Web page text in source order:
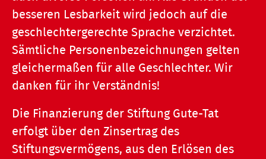
besseren Lesbarkeit wird jedoch auf die
geschlechtergerechte Sprache verzichtet.
Sämtliche Personenbezeichnungen gelten
gleichermaßen für alle Geschlechter. Wir
danken für ihr Verständnis!
Die Finanzierung der Stiftung Gute-Tat
erfolgt über den Zinsertrag des
Stiftungsvermögens, aus den Erlösen des